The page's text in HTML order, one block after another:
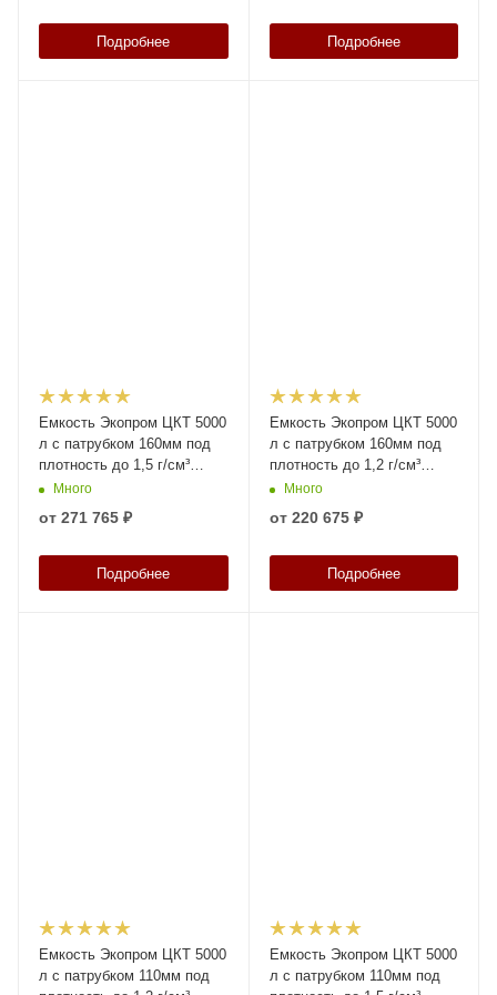
Подробнее Подробнее
Емкость Экопром ЦКТ 5000
л с патрубком 160мм под
плотность до 1,5 г/см³
белая в обрешетке New
(разборной) с лестницей
Много
от 271 765 ₽
Подробнее
Емкость Экопром ЦКТ 5000
л с патрубком 160мм под
плотность до 1,2 г/см³
белая в обрешетке New
(разборной) с лестницей
Много
от 220 675 ₽
Подробнее
Емкость Экопром ЦКТ 5000
л с патрубком 110мм под
Емкость Экопром ЦКТ 5000
л с патрубком 110мм под